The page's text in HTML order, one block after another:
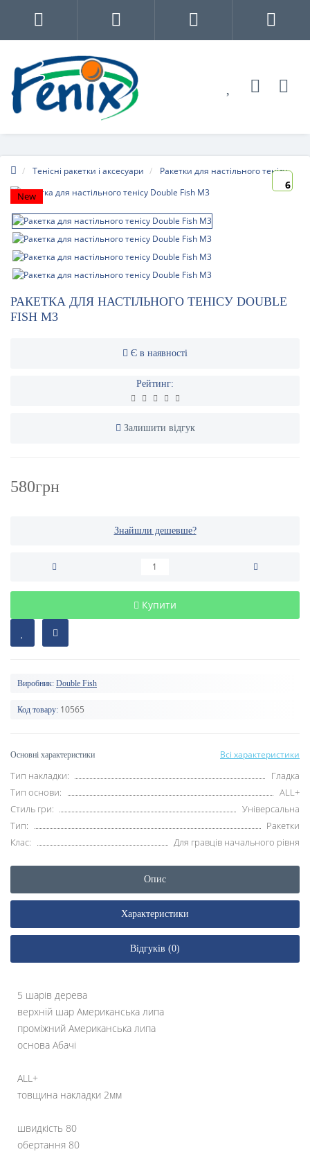
Тенісні ракетки і аксесуари Ракетки для настільного тенісу
New
6
РАКЕТКА ДЛЯ НАСТІЛЬНОГО ТЕНІСУ DOUBLE
FISH M3
Є в наявності
Рейтинг:
Залишити відгук
580грн
Знайшли дешевше?
Купити
Виробник: Double Fish
Код товару: 10565
Основні характеристики Всі характеристики
Тип накладки:
Гладка
Тип основи:
ALL+
Стиль гри:
Універсальна
Тип:
Ракетки
Клас:
Для гравців начального рівня
Опис
Характеристики
Відгуків (0)
5 шарів дерева
верхній шар Американська липа
проміжний Американська липа
основа Абачі
ALL+
товщина накладки 2мм
швидкість 80
обертання 80